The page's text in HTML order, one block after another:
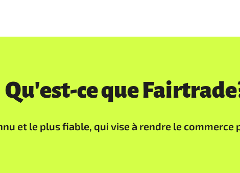
Qu'est-ce que
et le plus fiable, qui vise à rendre le